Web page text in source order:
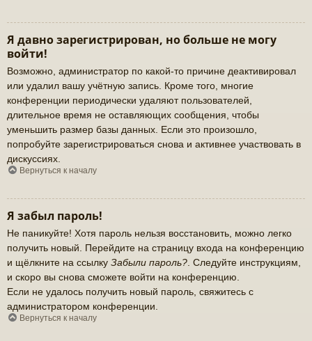
Я давно зарегистрирован, но больше не могу
войти!
Возможно, администратор по какой-то причине деактивировал
или удалил вашу учётную запись. Кроме того, многие
конференции периодически удаляют пользователей,
длительное время не оставляющих сообщения, чтобы
уменьшить размер базы данных. Если это произошло,
попробуйте зарегистрироваться снова и активнее участвовать в
дискуссиях.
Вернуться к началу
Я забыл пароль!
Не паникуйте! Хотя пароль нельзя восстановить, можно легко
получить новый. Перейдите на страницу входа на конференцию
и щёлкните на ссылку Забыли пароль? . Следуйте инструкциям,
и скоро вы снова сможете войти на конференцию.
Если не удалось получить новый пароль, свяжитесь с
администратором конференции.
Вернуться к началу